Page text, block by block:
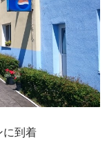
に到着